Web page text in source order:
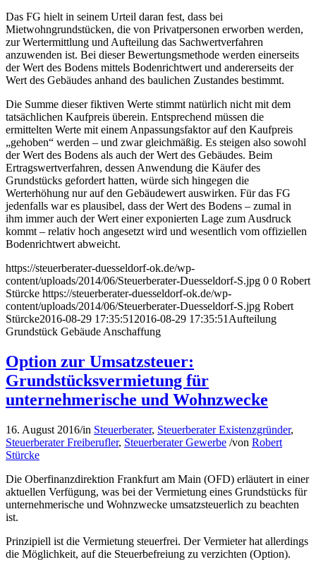
Das FG hielt in seinem Urteil daran fest, dass bei
Mietwohngrundstücken, die von Privatpersonen erworben werden,
zur Wertermittlung und Aufteilung das Sachwertverfahren
anzuwenden ist. Bei dieser Bewertungsmethode werden einerseits
der Wert des Bodens mittels Bodenrichtwert und andererseits der
Wert des Gebäudes anhand des baulichen Zustandes bestimmt.
Die Summe dieser fiktiven Werte stimmt natürlich nicht mit dem
tatsächlichen Kaufpreis überein. Entsprechend müssen die
ermittelten Werte mit einem Anpassungsfaktor auf den Kaufpreis
„gehoben“ werden – und zwar gleichmäßig. Es steigen also sowohl
der Wert des Bodens als auch der Wert des Gebäudes. Beim
Ertragswertverfahren, dessen Anwendung die Käufer des
Grundstücks gefordert hatten, würde sich hingegen die
Werterhöhung nur auf den Gebäudewert auswirken. Für das FG
jedenfalls war es plausibel, dass der Wert des Bodens – zumal in
ihm immer auch der Wert einer exponierten Lage zum Ausdruck
kommt – relativ hoch angesetzt wird und wesentlich vom offiziellen
Bodenrichtwert abweicht.
https://steuerberater-duesseldorf-ok.de/wp-
content/uploads/2014/06/Steuerberater-Duesseldorf-S.jpg 0 0 Robert
Stürcke https://steuerberater-duesseldorf-ok.de/wp-
content/uploads/2014/06/Steuerberater-Duesseldorf-S.jpg Robert
Stürcke2016-08-29 17:35:51 2016-08-29 17:35:51 Aufteilung
Grundstück Gebäude Anschaffung
Option zur Umsatzsteuer:
Grundstücksvermietung für
unternehmerische und Wohnzwecke
16. August 2016/in Steuerberater, Steuerberater Existenzgründer,
Steuerberater Freiberufler, Steuerberater Gewerbe /von Robert
Stürcke
Die Oberfinanzdirektion Frankfurt am Main (OFD) erläutert in einer
aktuellen Verfügung, was bei der Vermietung eines Grundstücks für
unternehmerische und Wohnzwecke umsatzsteuerlich zu beachten
ist.
Prinzipiell ist die Vermietung steuerfrei. Der Vermieter hat allerdings
die Möglichkeit, auf die Steuerbefreiung zu verzichten (Option).